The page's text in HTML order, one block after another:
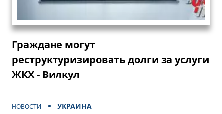
Граждане могут
реструктуризировать долги за услуги
ЖКХ - Вилкул
НОВОСТИ УКРАИНА